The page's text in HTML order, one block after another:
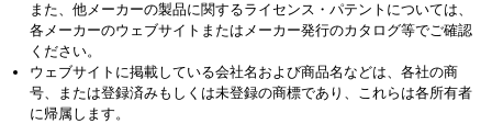
また、他メーカーの製品に関するライセンス・パテントについては、
各メーカーのウェブサイトまたはメーカー発行のカタログ等でご確認
ください。
ウェブサイトに掲載している会社名および商品名などは、各社の商
号、または登録済みもしくは未登録の商標であり、これらは各所有者
に帰属します。